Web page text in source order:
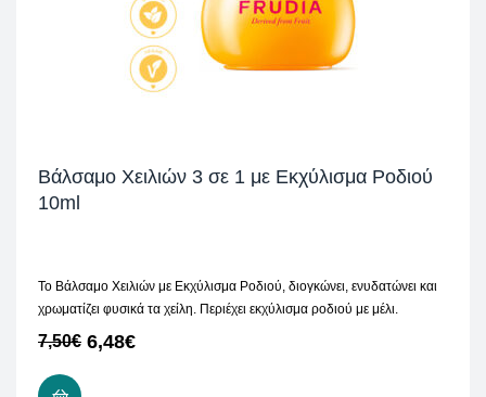
Βάλσαμο Χειλιών 3 σε 1 με Εκχύλισμα Ροδιού
10ml
Το Βάλσαμο Χειλιών με Εκχύλισμα Ροδιού, διογκώνει, ενυδατώνει και
χρωματίζει φυσικά τα χείλη. Περιέχει εκχύλισμα ροδιού με μέλι.
7,50€ 6,48€